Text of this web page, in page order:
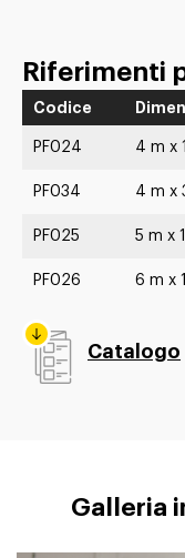
Riferimenti
Codice
PF024 4 m x
PF034 4 m x
PF025 5 m x
PF026 6 m x
Catalogo
Galleria